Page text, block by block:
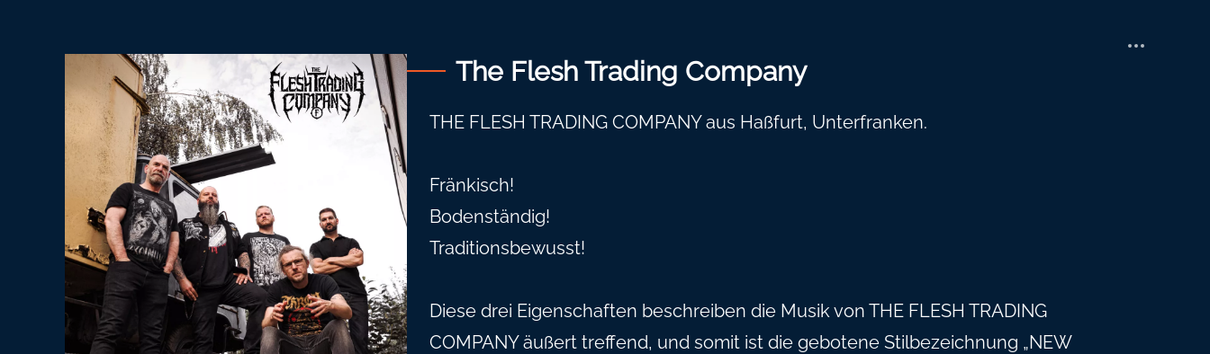
The Flesh Trading Company
THE FLESH TRADING COMPANY aus Haßfurt, Unterfranken.
Fränkisch!
Bodenständig!
Traditionsbewusst!
Diese drei Eigenschaften beschreiben die Musik von THE FLESH TRADING
COMPANY äußert treffend, und somit ist die gebotene Stilbezeichnung „NEW